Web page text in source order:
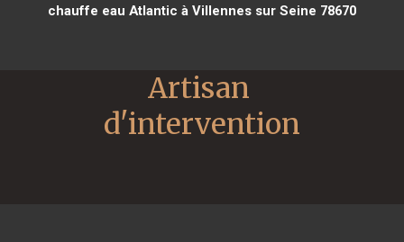
chauffe eau Atlantic à Villennes sur Seine 78670
Artisan
d'intervention